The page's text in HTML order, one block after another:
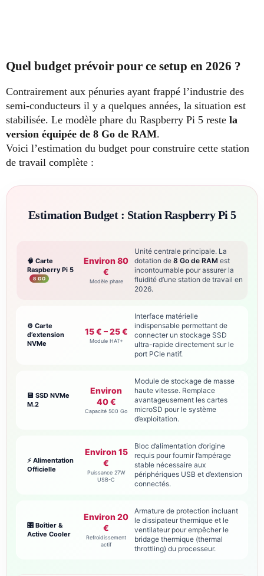
Quel budget prévoir pour ce setup en 2026 ?
Contrairement aux pénuries ayant frappé l’industrie des
semi-conducteurs il y a quelques années, la situation est
stabilisée. Le modèle phare du Raspberry Pi 5 reste la
version équipée de 8 Go de RAM.
Voici l’estimation du budget pour construire cette station
de travail complète :
Estimation Budget : Station Raspberry Pi 5
🧠 Carte
Raspberry Pi 5
8 GO
Environ 80
€
Modèle phare
Unité centrale principale. La
dotation de 8 Go de RAM est
incontournable pour assurer la
fluidité d’une station de travail en
2026.
⚙️ Carte
d’extension
NVMe
15 € – 25 €
Module HAT+
Interface matérielle
indispensable permettant de
connecter un stockage SSD
ultra-rapide directement sur le
port PCIe natif.
💾 SSD NVMe
M.2
Environ
40 €
Capacité 500 Go
Module de stockage de masse
haute vitesse. Remplace
avantageusement les cartes
microSD pour le système
d’exploitation.
⚡ Alimentation
Officielle
Environ 15
€
Puissance 27W
USB-C
Bloc d’alimentation d’origine
requis pour fournir l’ampérage
stable nécessaire aux
périphériques USB et d’extension
connectés.
🎛️ Boîtier &
Active Cooler
Environ 20
€
Refroidissement
actif
Armature de protection incluant
le dissipateur thermique et le
ventilateur pour empêcher le
bridage thermique (thermal
throttling) du processeur.